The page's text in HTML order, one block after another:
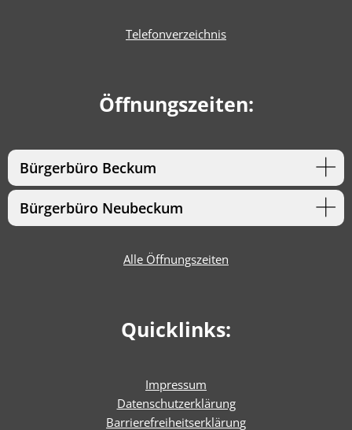
Telefonverzeichnis
Öffnungszeiten:
Bürgerbüro Beckum
Bürgerbüro Neubeckum
Alle Öffnungszeiten
Quicklinks:
Impressum
Datenschutzerklärung
Barrierefreiheitserklärung